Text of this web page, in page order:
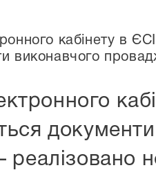
кабінету в
виконавчого
реалізовано